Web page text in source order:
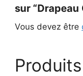
sur “Drapeau
Vous devez être